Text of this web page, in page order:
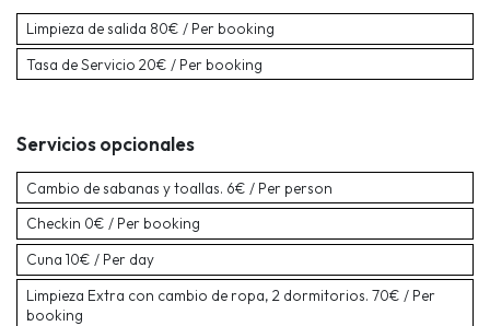
Limpieza de salida 80€ / Per booking
Tasa de Servicio 20€ / Per booking
Servicios opcionales
Cambio de sabanas y toallas. 6€ / Per person
Checkin 0€ / Per booking
Cuna 10€ / Per day
Limpieza Extra con cambio de ropa, 2 dormitorios. 70€ / Per
booking